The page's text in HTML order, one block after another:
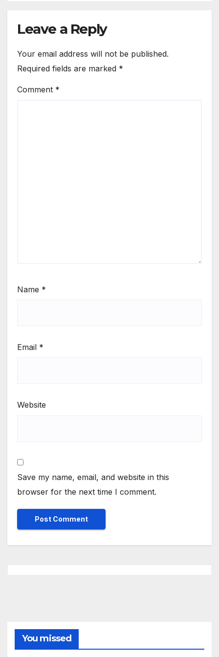
Leave a Reply
Your email address will not be published.
Required fields are marked *
Comment *
Name *
Email *
Website
Save my name, email, and website in this
browser for the next time I comment.
You missed